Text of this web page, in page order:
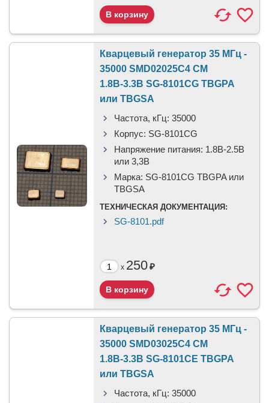
Кварцевый генератор 35 МГц -
35000 SMD02025C4 CM
1.8В-3.3В SG-8101CG TBGPA
или TBGSA
Частота, кГц: 35000
Корпус: SG-8101CG
Напряжение питания: 1.8В-2.5B
или 3,3B
Марка: SG-8101CG TBGPA или
TBGSA
ТЕХНИЧЕСКАЯ ДОКУМЕНТАЦИЯ:
SG-8101.pdf
x 250₽
Кварцевый генератор 35 МГц -
35000 SMD03025C4 CM
1.8В-3.3В SG-8101CE TBGPA
или TBGSA
Частота, кГц: 35000